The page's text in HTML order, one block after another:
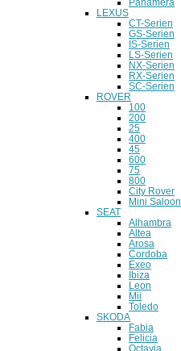
Panamera
LEXUS
CT-Serien
GS-Serien
IS-Serien
LS-Serien
NX-Serien
RX-Serien
SC-Serien
ROVER
100
200
25
400
45
600
75
800
City Rover
Mini Saloon
SEAT
Alhambra
Altea
Arosa
Cordoba
Exeo
Ibiza
Leon
Mii
Toledo
SKODA
Fabia
Felicia
Octavia